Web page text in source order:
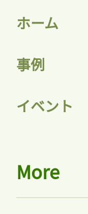
ホーム
事例
イベント
More